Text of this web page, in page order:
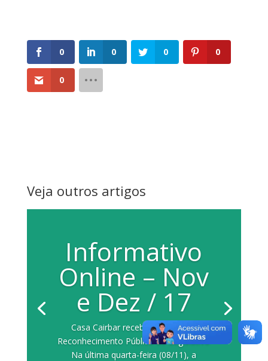
0 0 0 0
0
Veja outros artigos
Informativo
Online – Nov
e Dez / 17
Casa Cairbar recebe Diploma de
Reconhecimento Público do Legislativo
Na última quarta-feira (08/11), a